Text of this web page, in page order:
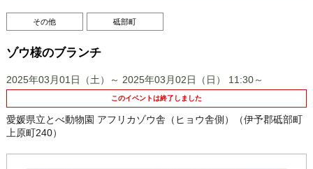
その他 砥部町
ゾウ様のブランチ
2025年03月01日（土）～ 2025年03月02日（日） 11:30～
このイベントは終了しました
愛媛県立とべ動物園 アフリカゾウ舎（ヒョウ舎側）（伊予郡砥部町
上原町240）